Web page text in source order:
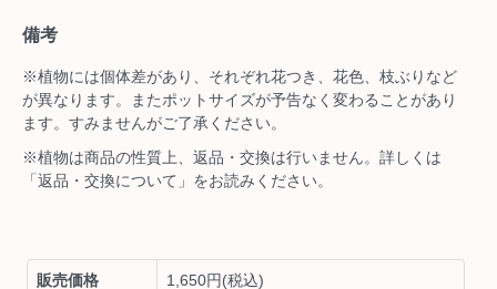
備考
※植物には個体差があり、それぞれ花つき、花色、枝ぶりなど
が異なります。またポットサイズが予告なく変わることがあり
ます。すみませんがご了承ください。
※植物は商品の性質上、返品・交換は行いません。詳しくは
「返品・交換について」をお読みください。
販売価格 1,650円(税込)